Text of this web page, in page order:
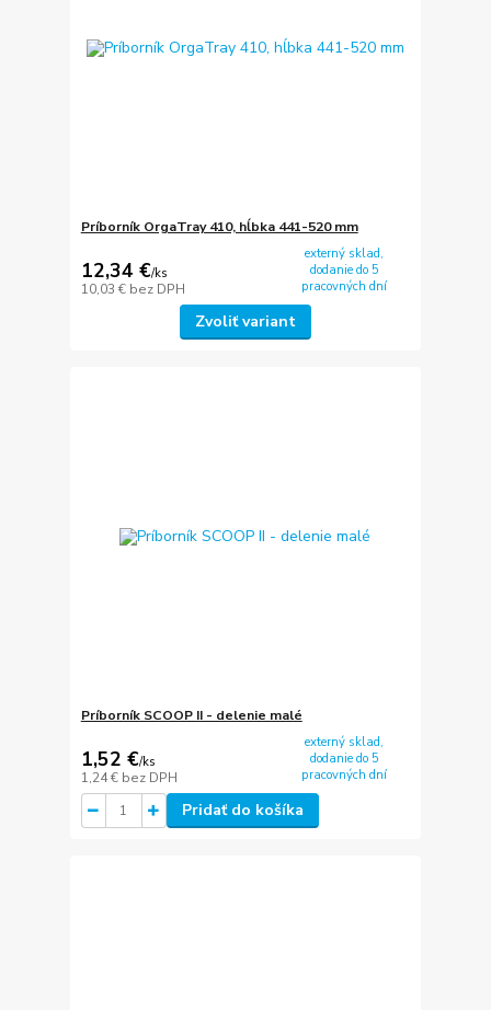
Príborník OrgaTray 410, hĺbka 441-520 mm
12,34 €/ks
10,03 € bez DPH
externý sklad,
dodanie do 5
pracovných dní
Zvoliť variant
Príborník SCOOP II - delenie malé
1,52 €/ks
1,24 € bez DPH
externý sklad,
dodanie do 5
pracovných dní
Pridať do košíka